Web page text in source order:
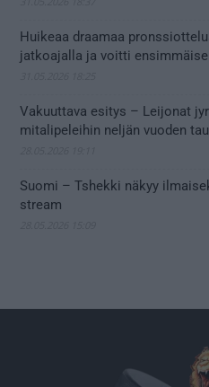
Huikeaa draamaa
jatkoajalla ja voitti
Vakuuttava esitys – Leijonat
mitalipeleihin neljän vuoden
Suomi – Tshekki näkyy
stream